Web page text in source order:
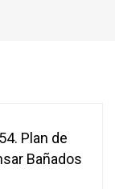
Plan de
Bañados